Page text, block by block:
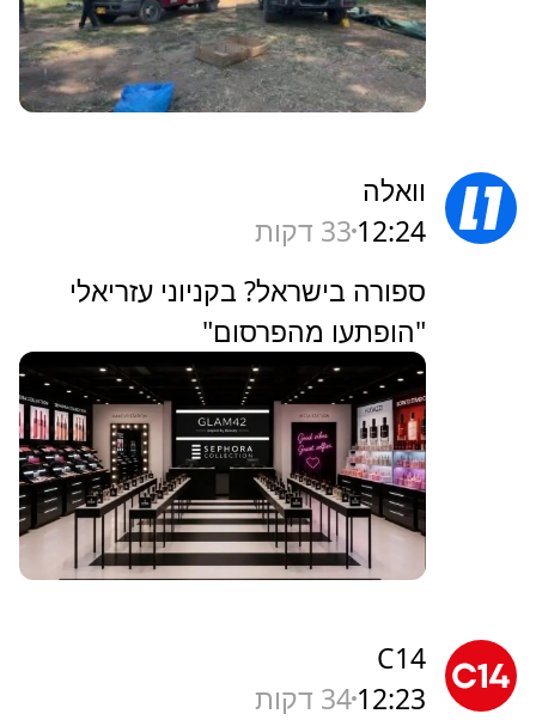
וואלה
12:24 33 דקות
ספורה בישראל? בקניוני עזריאלי
"הופתעו מהפרסום"
C14
12:2334 דקות